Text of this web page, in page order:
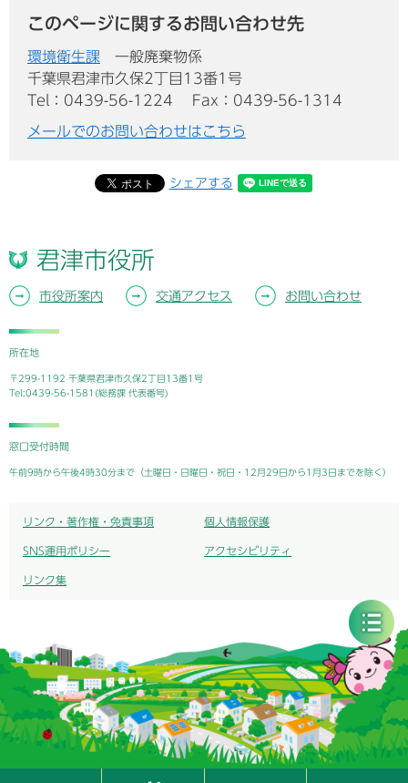
このページに関するお問い合わせ先
環境衛生課
一般廃棄物係
千葉県君津市久保2丁目13番1号
Tel：0439-56-1224
Fax：0439-56-1314
メールでのお問い合わせはこちら
シェアする
君津市役所
市役所案内 交通アクセス お問い合わせ
所在地
〒299-1192 千葉県君津市久保2丁目13番1号
Tel:0439-56-1581(総務課 代表番号)
窓口受付時間
午前9時から午後4時30分まで（土曜日・日曜日・祝日・12月29日から1月3日までを除く）
リンク・著作権・免責事項 個人情報保護
SNS運用ポリシー アクセシビリティ
リンク集